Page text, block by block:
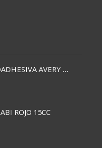
ETIQUETA AUTOADHESIVA AVERY 3026 30H 20 X 70
ROJO 15CC